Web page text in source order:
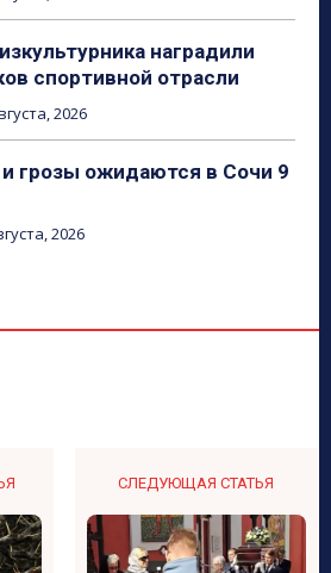
наградили
спортивной отрасли
2026
грозы ожидаются в Сочи 9
2026
СЛЕДУЮЩАЯ СТАТЬЯ